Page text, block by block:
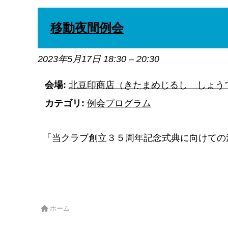
移動夜間例会
2023年5月17日 18:30 – 20:30
会場: 北豆印商店（きたまめじるし しょう
カテゴリ: 例会プログラム
「当クラブ創立３５周年記念式典に向けての
ホーム